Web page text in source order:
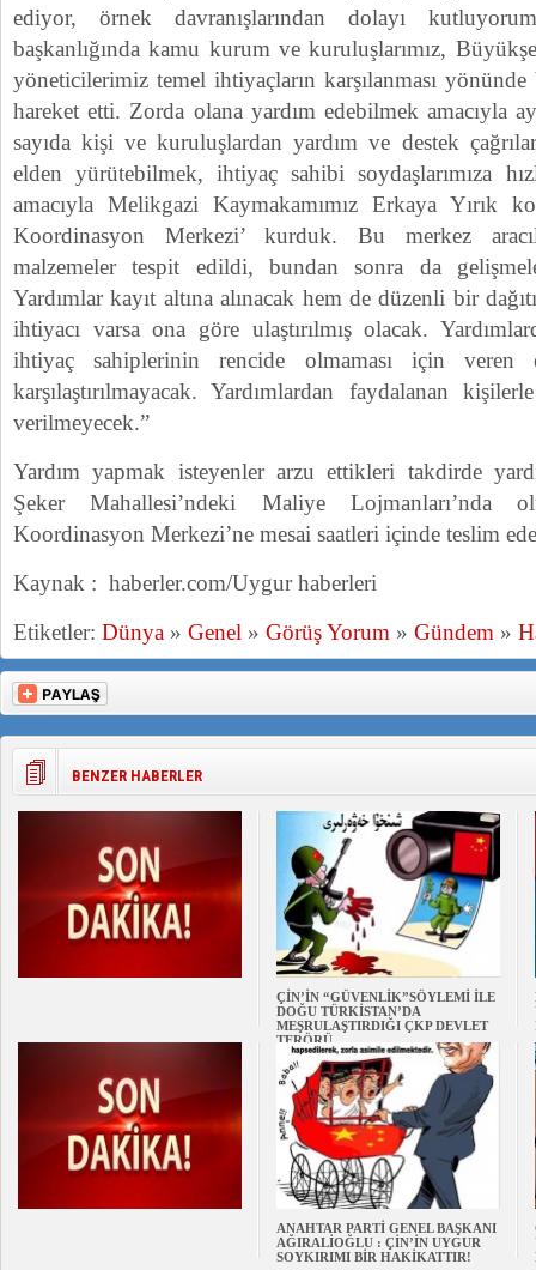
ediyor, örnek davranışlarından dolayı
başkanlığında kamu kurum ve kuruluşlarımız,
yöneticilerimiz temel ihtiyaçların karşılanması
hareket etti. Zorda olana yardım edebilmek amacıyla
sayıda kişi ve kuruluşlardan yardım ve destek
elden yürütebilmek, ihtiyaç sahibi soydaşlarımıza
amacıyla Melikgazi Kaymakamımız Erkaya Yırık
Koordinasyon Merkezi’ kurduk. Bu merkez
malzemeler tespit edildi, bundan sonra da
Yardımlar kayıt altına alınacak hem de düzenli bir
ihtiyacı varsa ona göre ulaştırılmış olacak.
ihtiyaç sahiplerinin rencide olmaması için
karşılaştırılmayacak. Yardımlardan faydalanan
verilmeyecek.”
Yardım yapmak isteyenler arzu ettikleri takdirde
Şeker Mahallesi’ndeki Maliye Lojmanları’nda
Koordinasyon Merkezi’ne mesai saatleri içinde teslim
Kaynak : haberler.com/Uygur haberleri
Etiketler: Dünya » Genel » Görüş Yorum » Gündem »
BENZER HABERLER
ÇİN’İN “GÜVENLİK”SÖYLEMİ İLE
DOĞU TÜRKİSTAN’DA
MEŞRULAŞTIRDIĞI ÇKP DEVLET
TERÖRÜ
ANAHTAR PARTİ GENEL BAŞKANI
AĞIRALİOĞLU : ÇİN’İN UYGUR
SOYKIRIMI BİR HAKİKATTIR!